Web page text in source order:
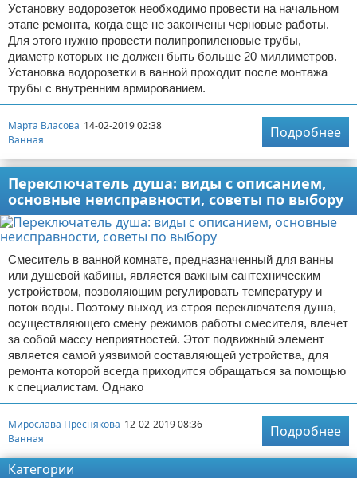
Установку водорозеток необходимо провести на начальном
этапе ремонта, когда еще не закончены черновые работы.
Для этого нужно провести полипропиленовые трубы,
диаметр которых не должен быть больше 20 миллиметров.
Установка водорозетки в ванной проходит после монтажа
трубы с внутренним армированием.
Марта Власова 14-02-2019 02:38
Ванная
Подробнее
Переключатель душа: виды с описанием,
основные неисправности, советы по выбору
Смеситель в ванной комнате, предназначенный для ванны
или душевой кабины, является важным сантехническим
устройством, позволяющим регулировать температуру и
поток воды. Поэтому выход из строя переключателя душа,
осуществляющего смену режимов работы смесителя, влечет
за собой массу неприятностей. Этот подвижный элемент
является самой уязвимой составляющей устройства, для
ремонта которой всегда приходится обращаться за помощью
к специалистам. Однако
Мирослава Преснякова 12-02-2019 08:36
Ванная
Подробнее
Категории